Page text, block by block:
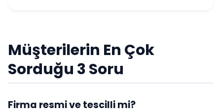
Müşterilerin En Çok
Sorduğu 3 Soru
Firma resmi ve tescilli mi?